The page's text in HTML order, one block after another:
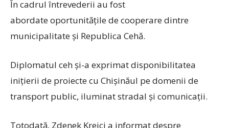
În cadrul întrevederii au fost
abordateoportunitățile de cooperare dintre
municipalitate și Republica Cehă.
Diplomatul ceh și-a exprimat disponibilitatea
inițierii de proiecte cu Chișinăul pe domenii de
transport public, iluminat stradal și comunicații.
Totodată, Zdenek Krejci a informat despre